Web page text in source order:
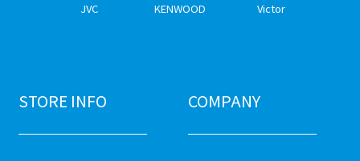
JVC KENWOOD Victor
STORE INFO COMPANY